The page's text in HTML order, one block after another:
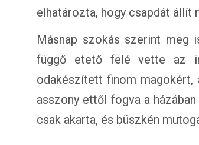
elhatározta, hogy csapdát állít
Másnap szokás szerint meg
függő etető felé vette az
odakészített finom magokért,
asszony ettől fogva a
csak akarta, és büszkén